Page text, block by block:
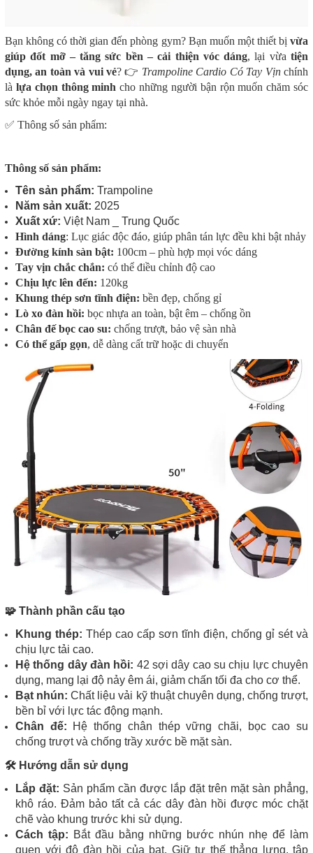
Bạn không có thời gian đến phòng gym? Bạn muốn một thiết bị vừa
giúp đốt mỡ – tăng sức bền – cải thiện vóc dáng, lại vừatiện
dụng, an toàn và vui vẻ? 👉 Trampoline Cardio Có Tay Vịnchính
là lựa chọn thông minh cho những người bận rộn muốn chăm sóc
sức khỏe mỗi ngày ngay tại nhà.
✅ Thông số sản phẩm:
Thông số sản phẩm:
Tên sản phẩm: Trampoline
Năm sản xuất: 2025
Xuất xứ: Việt Nam _ Trung Quốc
Hình dáng: Lục giác độc đáo, giúp phân tán lực đều khi bật nhảy
Đường kính sàn bật: 100cm – phù hợp mọi vóc dáng
Tay vịn chắc chắn: có thể điều chỉnh độ cao
Chịu lực lên đến: 120kg
Khung thép sơn tĩnh điện: bền đẹp, chống gỉ
Lò xo đàn hồi: bọc nhựa an toàn, bật êm – chống ồn
Chân đế bọc cao su: chống trượt, bảo vệ sàn nhà
Có thể gấp gọn, dễ dàng cất trữ hoặc di chuyển
🧩 Thành phần cấu tạo
Khung thép: Thép cao cấp sơn tĩnh điện, chống gỉ sét và
chịu lực tải cao.
Hệ thống dây đàn hồi: 42 sợi dây cao su chịu lực chuyên
dụng, mang lại độ nảy êm ái, giảm chấn tối đa cho cơ thể.
Bạt nhún: Chất liệu vải kỹ thuật chuyên dụng, chống trượt,
bền bỉ với lực tác động mạnh.
Chân đế: Hệ thống chân thép vững chãi, bọc cao su
chống trượt và chống trầy xước bề mặt sàn.
🛠️ Hướng dẫn sử dụng
Lắp đặt: Sản phẩm cần được lắp đặt trên mặt sàn phẳng,
khô ráo. Đảm bảo tất cả các dây đàn hồi được móc chặt
chẽ vào khung trước khi sử dụng.
Cách tập: Bắt đầu bằng những bước nhún nhẹ để làm
quen với độ đàn hồi của bạt. Giữ tư thế thẳng lưng, tập